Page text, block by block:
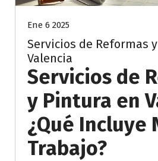
Ene 6 2025
Servicios de Reformas
Valencia
Servicios de
y Pintura en
¿Qué Incluye
Trabajo?